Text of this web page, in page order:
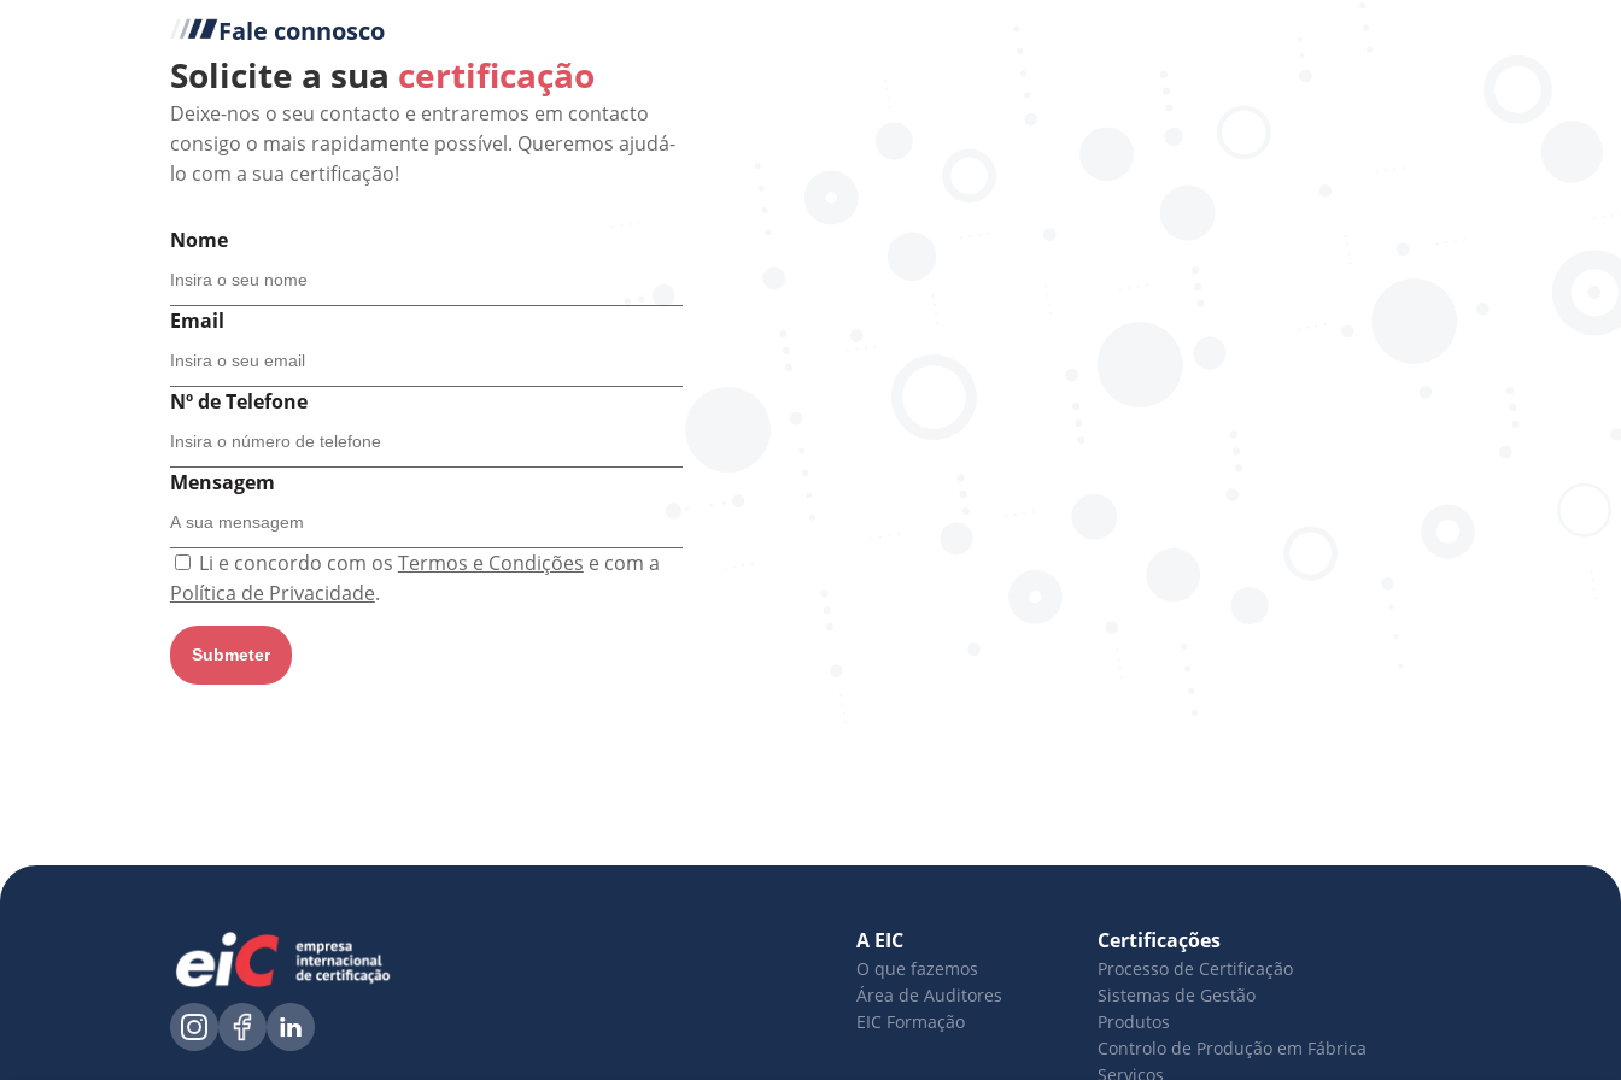
Fale connosco
Solicite a sua certificação
Deixe-nos o seu contacto e entraremos em contacto
consigo o mais rapidamente possível. Queremos ajudá-
lo com a sua certificação!
Nome
Email
Nº de Telefone
Mensagem
Li e concordo com os Termos e Condições e com a
Política de Privacidade.
A EIC
O que fazemos
Área de Auditores
EIC Formação
Certificações
Processo de Certificação
Sistemas de Gestão
Produtos
Controlo de Produção em Fábrica
Serviços